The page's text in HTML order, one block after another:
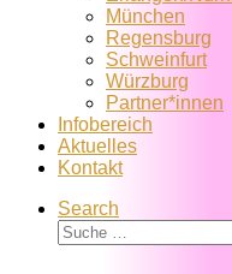
München
Regensburg
Schweinfurt
Würzburg
Partner*innen
Infobereich
Aktuelles
Kontakt
Search
Suche